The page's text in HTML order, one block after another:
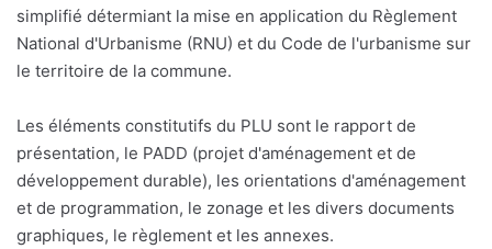
simplifié détermiant la mise en application du Règlement
National d'Urbanisme (RNU) et du Code de l'urbanisme sur
le territoire de la commune.
Les éléments constitutifs du PLU sont le rapport de
présentation, le PADD (projet d'aménagement et de
développement durable), les orientations d'aménagement
et de programmation, le zonage et les divers documents
graphiques, le règlement et les annexes.